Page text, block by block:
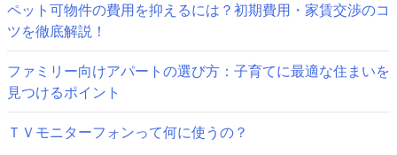
ビ
ゲ
ー
シ
ョ
ペット可物件の費用を抑えるには？初期費用・家賃交渉のコ
ツを徹底解説！
ファミリー向けアパートの選び方：子育てに最適な住まいを
見つけるポイント
ＴＶモニターフォンって何に使うの？